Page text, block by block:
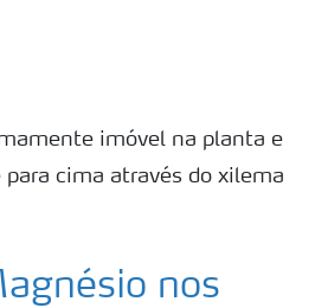
de fertilizantes
imóvel na planta e
cima através do xilema
nos